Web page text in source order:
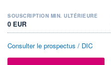
SOUSCRIPTION MIN. ULTÉRIEURE
0 EUR
Consulter le prospectus / DIC